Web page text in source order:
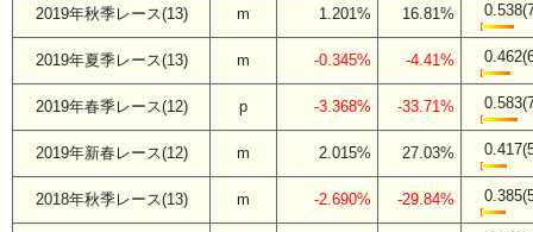
2019年秋季レース(13) m 1.201% 16.81%
2019年夏季レース(13) m -0.345% -4.41%
2019年春季レース(12) p -3.368% -33.71%
2019年新春レース(12) m 2.015% 27.03%
2018年秋季レース(13) m -2.690% -29.84%